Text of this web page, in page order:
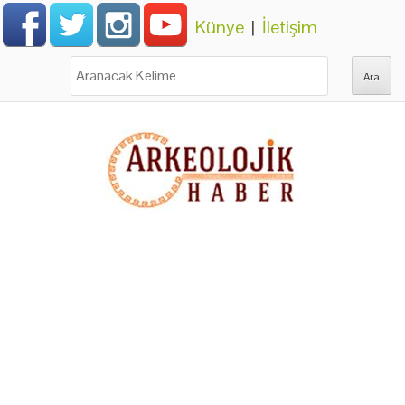
Künye | İletişim